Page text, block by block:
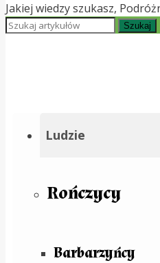
Jakiej wiedzy szukasz,
Szukaj
Ludzie
Rończycy
Barbarzyńcy